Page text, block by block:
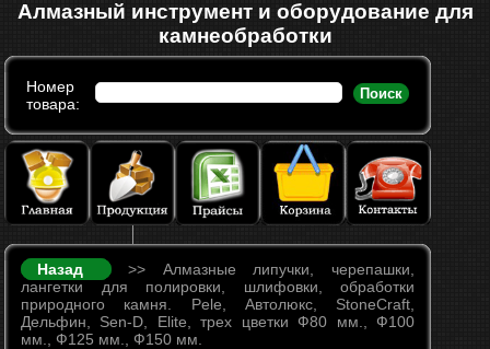
Алмазный инструмент и оборудование для
камнеобработки
Номер
товара:
Поиск
Назад
>> Алмазные липучки, черепашки,
лангетки для полировки, шлифовки, обработки
природного камня. Pele, Автолюкс, StoneCraft,
Дельфин, Sen-D, Elite, трех цветки Ф80 мм., Ф100
мм., Ф125 мм., Ф150 мм.